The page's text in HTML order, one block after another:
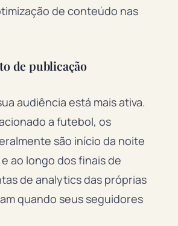
de conteúdo nas
de publicação
audiência está mais ativa.
a futebol, os
são início da noite
ao longo dos finais de
de analytics das próprias
quando seus seguidores